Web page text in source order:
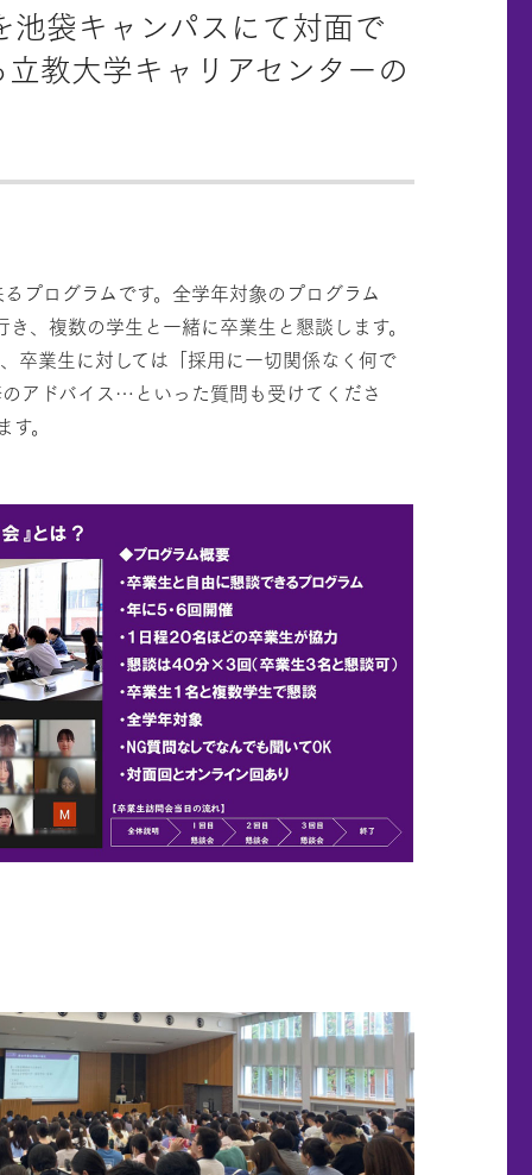
袋キャンパスにて対面で
教大学キャリアセンターの
プログラムです。全学年対象のプログラム
、複数の学生と一緒に卒業生と懇談します。
卒業生に対しては「採用に一切関係なく何で
アドバイス…といった質問も受けてくださ
。